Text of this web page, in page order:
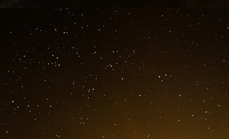
Authorization Act), les États-Unis n’ont pas
les S-400 restent sur le sol turc. Pourtant,
président JD Vance a laissé entendre que
conformée aux lois américaines » pour
pour contourner la loi, face à la farouche
qui pèse sur les technologies sensibles, se
termes, puisse « faire quelque chose qui les
Ce n’est pas la première fois que Trump va à
soutenir Erdoğan. À deux reprises, il a retiré
turque, où elles opéraient aux côtés des
l’« État islamique » autoproclamé,